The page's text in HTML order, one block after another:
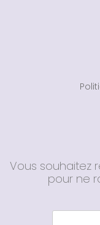
Vous souhaitez
pour ne